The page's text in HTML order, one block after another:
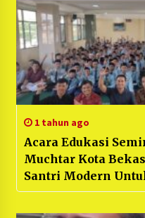
1 tahun ago
Acara Edukasi
Muchtar Kota
Santri Modern
Daring Melalui
Hadiri dengan